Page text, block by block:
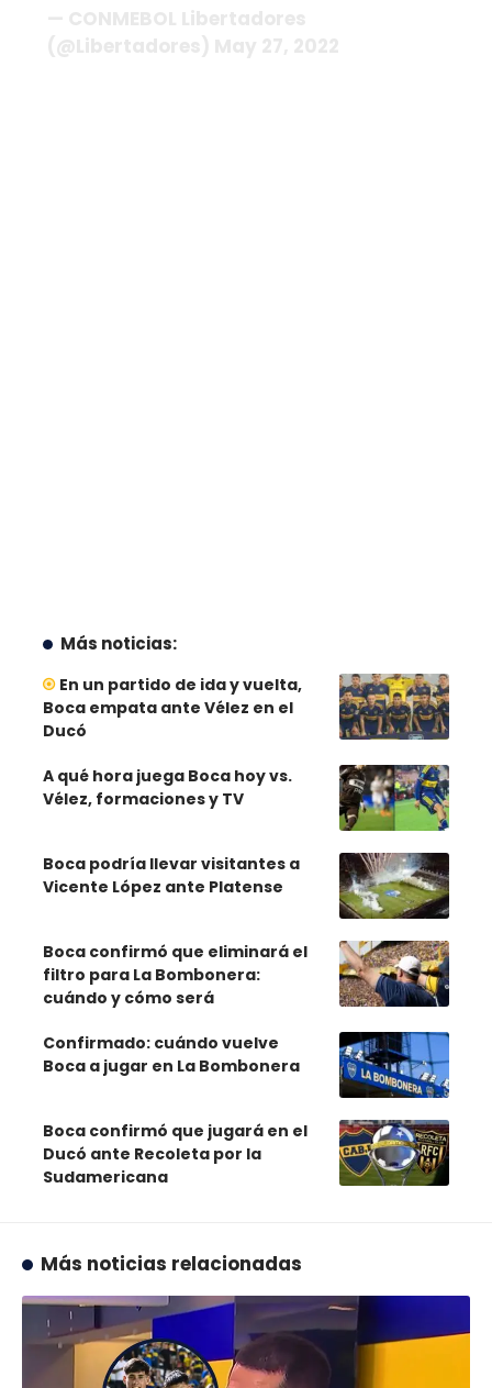
Más noticias:
En un partido de ida y vuelta,
Boca empata ante Vélez en el
Ducó
A qué hora juega Boca hoy vs.
Vélez, formaciones y TV
Boca podría llevar visitantes a
Vicente López ante Platense
Boca confirmó que eliminará el
filtro para La Bombonera:
cuándo y cómo será
Confirmado: cuándo vuelve
Boca a jugar en La Bombonera
Boca confirmó que jugará en el
Ducó ante Recoleta por la
Sudamericana
Más noticias relacionadas